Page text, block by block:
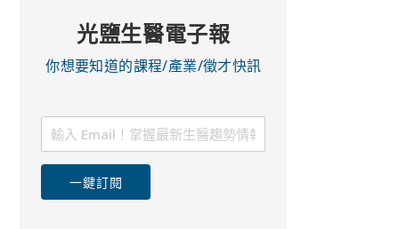
光鹽生醫電子報
你想要知道的課程/產業/徵才快訊
一鍵訂閱